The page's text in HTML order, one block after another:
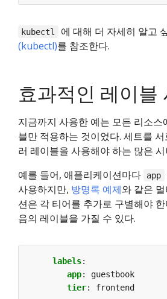
kubectl 에 대해 더 자세히 알고
(kubectl)를 참조한다.
효과적인 레이블
지금까지 사용한 예는 모든 리소스
블만 적용하는 것이었다. 세트를
러 레이블을 사용해야 하는 많은
예를 들어, 애플리케이션마다
app
사용하지만, 방명록 예제와 같은
션은 각 티어를 추가로 구별해야
음의 레이블을 가질 수 있다.
labels:
app:
guestbook
tier: frontend